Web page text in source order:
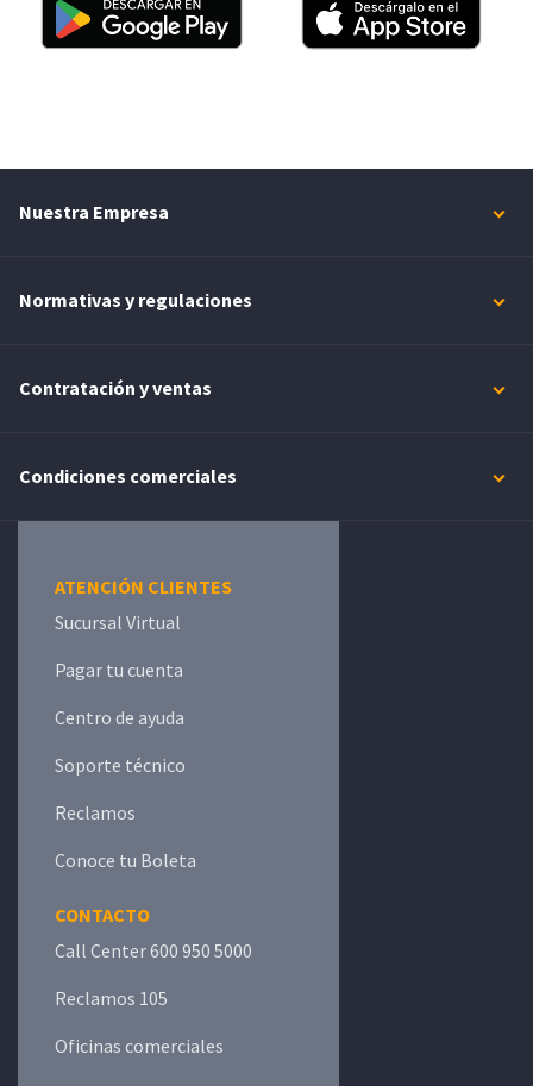
Nuestra Empresa
Normativas y regulaciones
Contratación y ventas
Condiciones comerciales
ATENCIÓN CLIENTES
Sucursal Virtual
Pagar tu cuenta
Centro de ayuda
Soporte técnico
Reclamos
Conoce tu Boleta
CONTACTO
Call Center 600 950 5000
Reclamos 105
Oficinas comerciales